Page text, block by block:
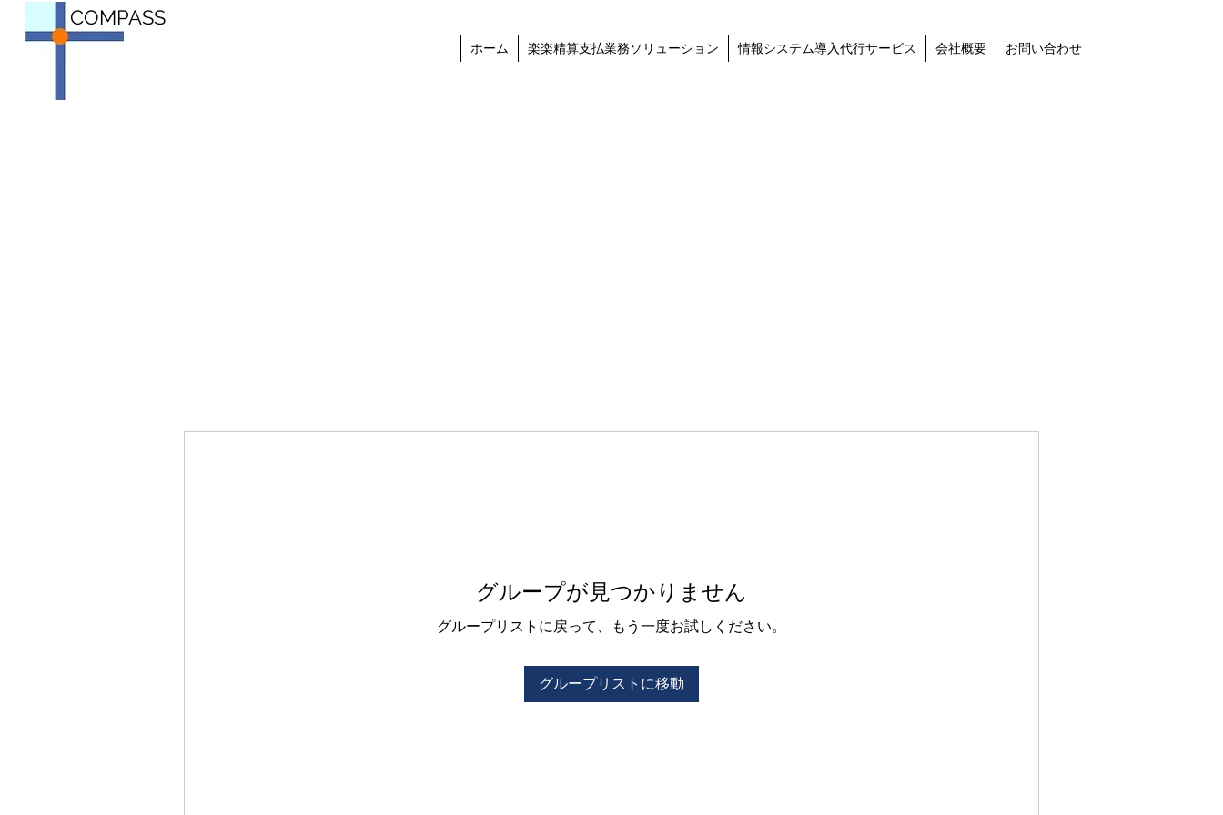
COMPASS
ホーム 楽楽精算支払業務ソリューション 情報システム導入代行サービス 会社概要 お問い合わせ
グループが見つかりません
グループリストに戻って、もう一度お試しください。
グループリストに移動